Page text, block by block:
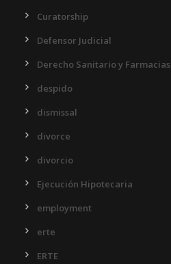
Curatorship
Defensor Judicial
Derecho Sanitario y Farmacias
despido
dismissal
divorce
divorcio
Ejecución Hipotecaria
employment
erte
ERTE